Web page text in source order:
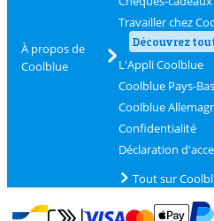
À propos de
Coolblue
Travailler chez
Découvrez
L'Appli Coolblue
Coolblue Pays-Bas
Coolblue
Confidentialité
Déclaration
Tout sur